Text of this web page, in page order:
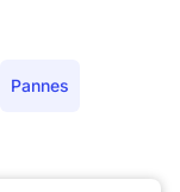
Pannes